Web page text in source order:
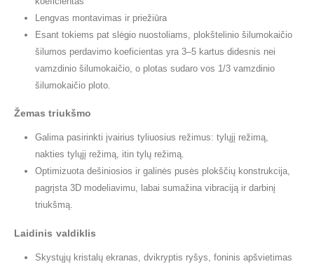
Lengvas montavimas ir priežiūra
Esant tokiems pat slėgio nuostoliams, plokštelinio šilumokaičio
šilumos perdavimo koeficientas yra 3–5 kartus didesnis nei
vamzdinio šilumokaičio, o plotas sudaro vos 1/3 vamzdinio
šilumokaičio ploto.
Žemas triukšmo
Galima pasirinkti įvairius tyliuosius režimus: tylųjį režimą,
nakties tylųjį režimą, itin tylų režimą.
Optimizuota dešiniosios ir galinės pusės plokščių konstrukcija,
pagrįsta 3D modeliavimu, labai sumažina vibraciją ir darbinį
triukšmą.
Laidinis valdiklis
Skystųjų kristalų ekranas, dvikryptis ryšys, foninis apšvietimas